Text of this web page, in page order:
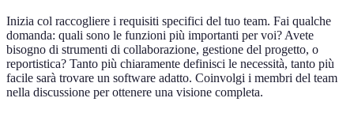
Inizia col raccogliere i requisiti specifici del tuo team. Fai qualche
domanda: quali sono le funzioni più importanti per voi? Avete
bisogno di strumenti di collaborazione, gestione del progetto, o
reportistica? Tanto più chiaramente definisci le necessità, tanto più
facile sarà trovare un software adatto. Coinvolgi i membri del team
nella discussione per ottenere una visione completa.